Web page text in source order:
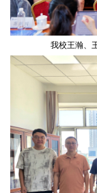
我校王瀚、